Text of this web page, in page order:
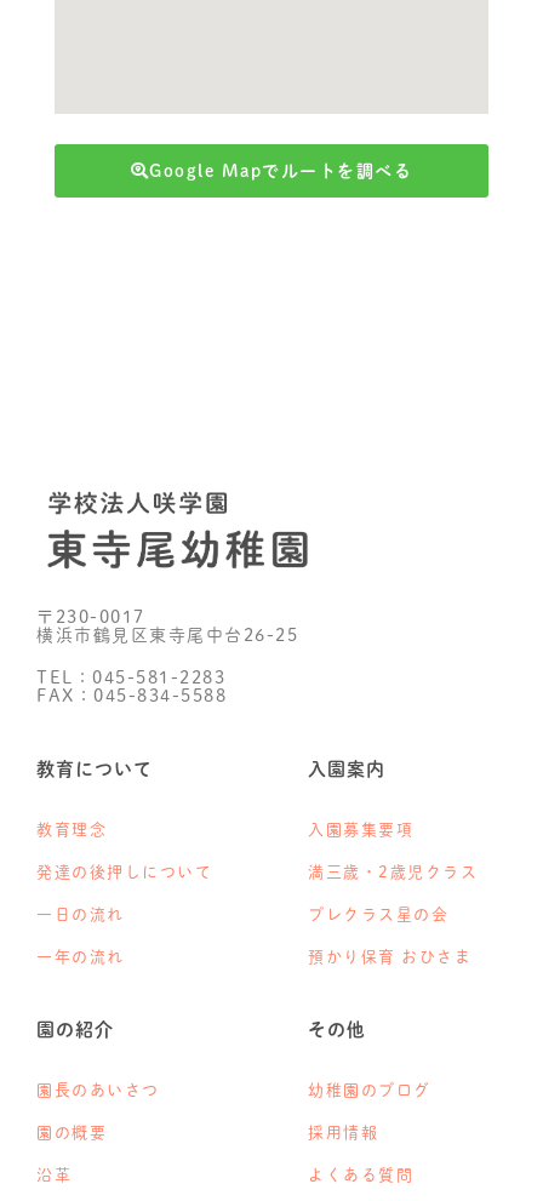
Google Mapでルートを調べる
〒230-0017
横浜市鶴見区東寺尾中台26-25
TEL：045-581-2283
FAX：045-834-5588
教育について
教育理念
発達の後押しについて
一日の流れ
一年の流れ
入園案内
入園募集要項
満三歳・2歳児クラス
プレクラス星の会
預かり保育 おひさま
園の紹介
園長のあいさつ
園の概要
沿革
その他
幼稚園のブログ
採用情報
よくある質問